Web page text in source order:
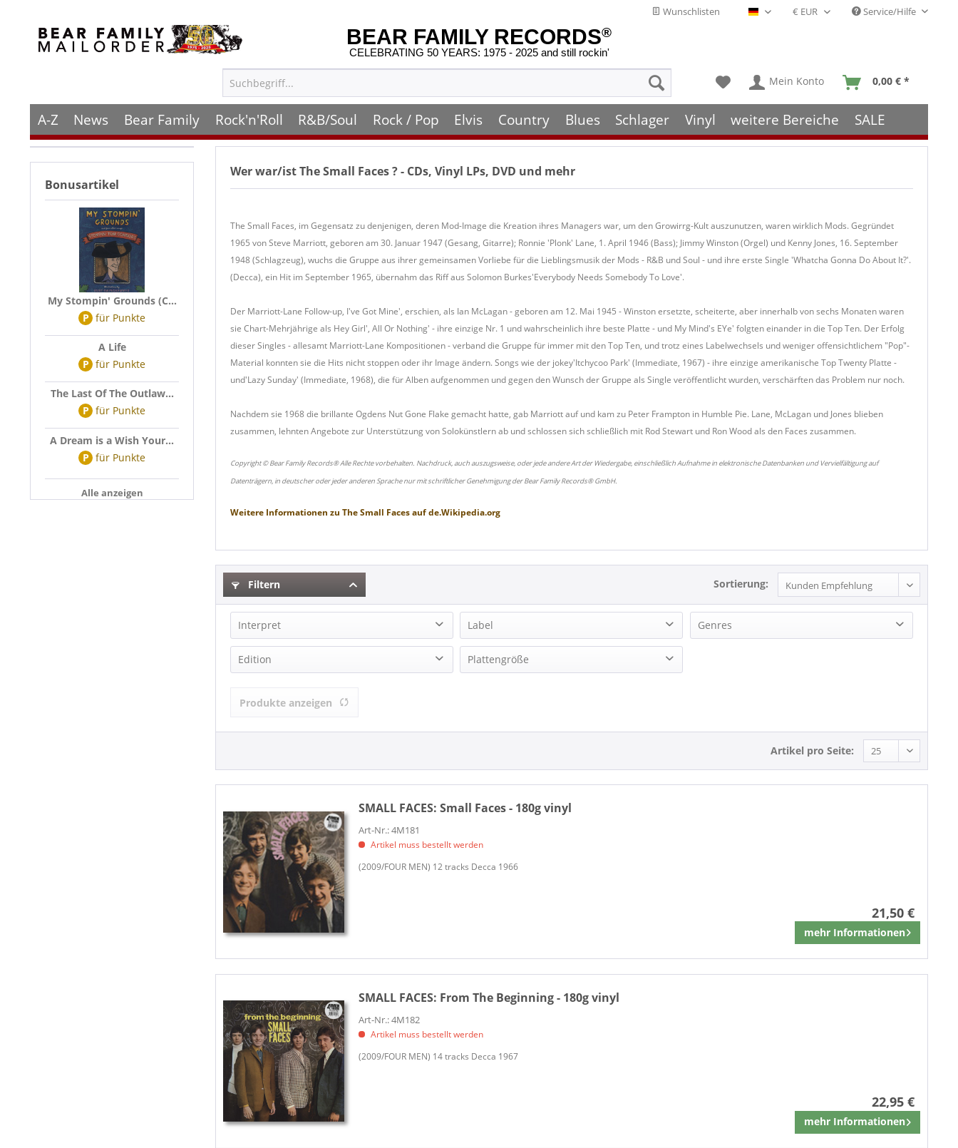
Wunschlisten Deutsch - DE Service/Hilfe
BEAR FAMILY RECORDS®
CELEBRATING 50 YEARS: 1975 - 2025 and still rockin'
Mein Konto 0,00 € *
A-Z News Bear Family Rock'n'Roll R&B/Soul Rock / Pop Elvis Country Blues Schlager Vinyl weitere Bereiche SALE
Bonusartikel
My Stompin' Grounds (C...
P für Punkte
A Life
P für Punkte
The Last Of The Outlaw...
P für Punkte
A Dream is a Wish Your...
P für Punkte
Alle anzeigen
Wer war/istThe Small Faces? - CDs, Vinyl LPs, DVD und mehr
The Small Faces, im Gegensatz zu denjenigen, deren Mod-Image die Kreation ihres Managers war, um den Growirrg-Kult auszunutzen, waren wirklich Mods. Gegründet
1965 von Steve Marriott, geboren am 30. Januar 1947 (Gesang, Gitarre); Ronnie 'Plonk' Lane, 1. April 1946 (Bass); Jimmy Winston (Orgel) und Kenny Jones, 16. September
1948 (Schlagzeug), wuchs die Gruppe aus ihrer gemeinsamen Vorliebe für die Lieblingsmusik der Mods - R&B und Soul - und ihre erste Single 'Whatcha Gonna Do About It?'.
(Decca), ein Hit im September 1965, übernahm das Riff aus Solomon Burkes'Everybody Needs Somebody To Love'.
Der Marriott-Lane Follow-up, I've Got Mine', erschien, als Ian McLagan - geboren am 12. Mai 1945 - Winston ersetzte, scheiterte, aber innerhalb von sechs Monaten waren
sie Chart-Mehrjährige als Hey Girl', All Or Nothing' - ihre einzige Nr. 1 und wahrscheinlich ihre beste Platte - und My Mind's EYe' folgten einander in die Top Ten. Der Erfolg
dieser Singles - allesamt Marriott-Lane Kompositionen - verband die Gruppe für immer mit den Top Ten, und trotz eines Labelwechsels und weniger offensichtlichem "Pop"-
Material konnten sie die Hits nicht stoppen oder ihr Image ändern. Songs wie der jokey'Itchycoo Park' (Immediate, 1967) - ihre einzige amerikanische Top Twenty Platte -
und'Lazy Sunday' (Immediate, 1968), die für Alben aufgenommen und gegen den Wunsch der Gruppe als Single veröffentlicht wurden, verschärften das Problem nur noch.
Nachdem sie 1968 die brillante Ogdens Nut Gone Flake gemacht hatte, gab Marriott auf und kam zu Peter Frampton in Humble Pie. Lane, McLagan und Jones blieben
zusammen, lehnten Angebote zur Unterstützung von Solokünstlern ab und schlossen sich schließlich mit Rod Stewart und Ron Wood als den Faces zusammen.
Copyright © Bear Family Records® Alle Rechte vorbehalten. Nachdruck, auch auszugsweise, oder jede andere Art der Wiedergabe, einschließlich Aufnahme in elektronische Datenbanken und Vervielfältigung auf
Datenträgern, in deutscher oder jeder anderen Sprache nur mit schriftlicher Genehmigung der Bear Family Records® GmbH.
Weitere Informationen zu The Small Facesaufde.Wikipedia.org
Filtern Sortierung:
Interpret
SMALL FACES (8)
The Small Faces (7)
Label
4MEN (2)
Audio Vaults (1)
Charly Records (2)
Immediate Recordings (5)
Nice Records (1)
WOUNDED BIRD RECORDS (1)
Genres
Edition
Limited Edition
Plattengröße
Produkte anzeigen
Artikel pro Seite:
SMALL FACES:Small Faces - 180g vinyl
Art-Nr.: 4M181
Artikel muss bestellt werden
(2009/FOUR MEN) 12 tracks Decca 1966
21,50 €
mehr Informationen
Merken
SMALL FACES: From The Beginning - 180g vinyl
Art-Nr.: 4M182
Artikel muss bestellt werden
(2009/FOUR MEN) 14 tracks Decca 1967
22,95 €
mehr Informationen
Merken